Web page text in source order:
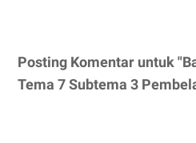
Posting Komentar untuk
Tema 7 Subtema 3